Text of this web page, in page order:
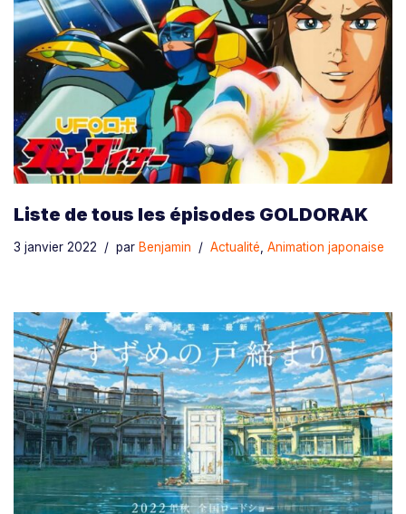
Liste de tous les épisodes GOLDORAK
3 janvier 2022 par Benjamin Actualité, Animation japonaise